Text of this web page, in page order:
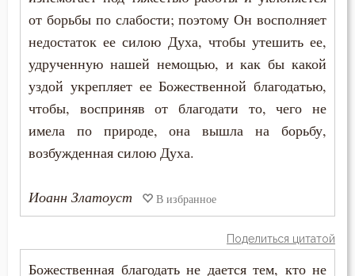
Преображение Господне
Привычки
Призвание
Пример
Причастие
от борьбы по слабости; поэтому Он восполняет
недостаток ее силою Духа, чтобы утешить ее,
удрученную нашей немощью, и как бы какой
уздой укрепляет ее Божественной благодатью,
чтобы, восприняв от благодати то, чего не
имела по природе, она вышла на борьбу,
возбужденная силою Духа.
Иоанн Златоуст В избранное
Поделиться цитатой
Божественная благодать не дается тем, кто не